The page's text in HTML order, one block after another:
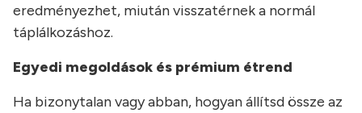
eredményezhet, miután visszatérnek a normál
táplálkozáshoz.
Egyedi megoldások és prémium étrend
Ha bizonytalan vagy abban, hogyan állítsd össze az